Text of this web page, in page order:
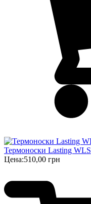
Термоноски Lasting WLS
Цена:510,00 грн